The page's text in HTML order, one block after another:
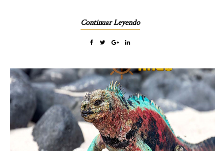
Continuar Leyendo